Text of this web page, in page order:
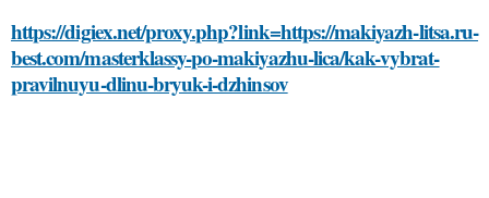
https://digiex.net/proxy.php?link=https://makiyazh-litsa.ru-
best.com/masterklassy-po-makiyazhu-lica/kak-vybrat-
pravilnuyu-dlinu-bryuk-i-dzhinsov